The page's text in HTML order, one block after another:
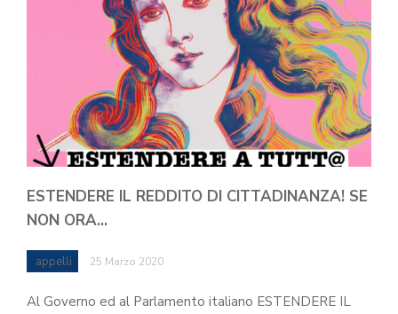
ESTENDERE IL REDDITO DI CITTADINANZA! SE
NON ORA…
appelli 25 Marzo 2020
Al Governo ed al Parlamento italiano ESTENDERE IL